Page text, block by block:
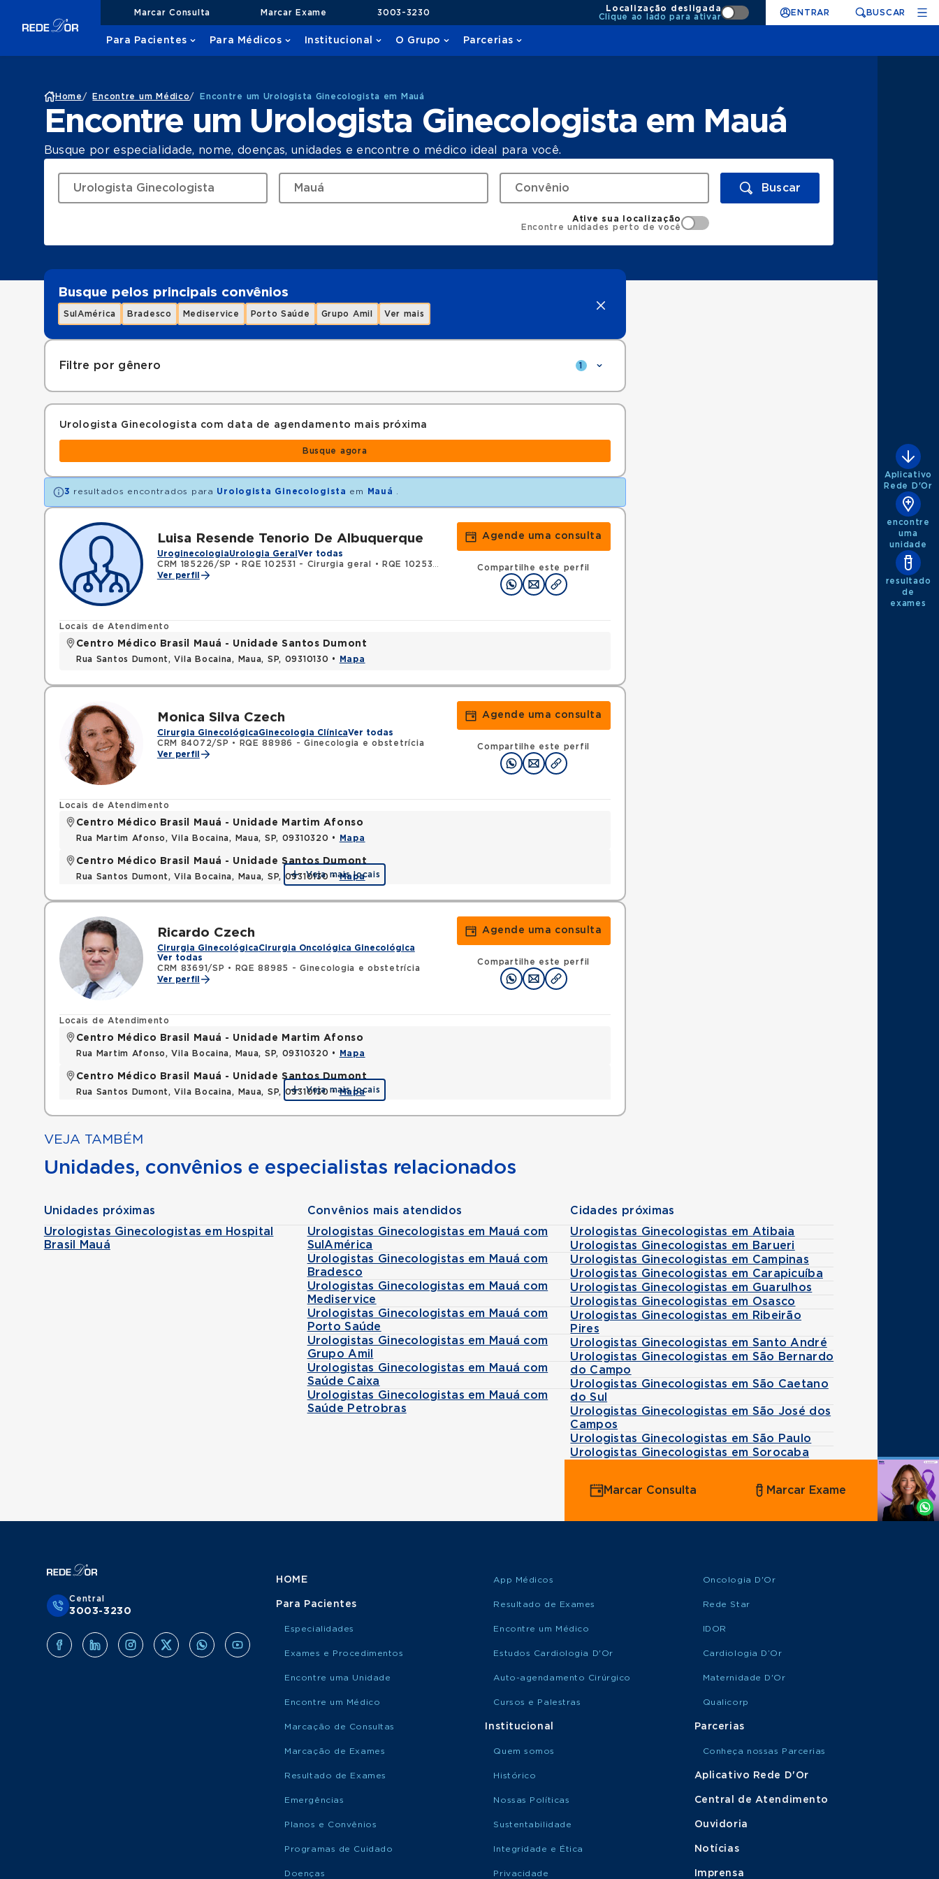
Marcar Consulta Marcar Exame 3003-3230
Localização desligada
Clique ao lado para ativar
ENTRAR BUSCAR
Para Pacientes Para Médicos Institucional O Grupo Parcerias
Home / Encontre um Médico/ Encontre um Urologista Ginecologista em Mauá
Encontre um Urologista Ginecologista em Mauá
Busque por especialidade, nome, doenças, unidades e encontre o médico ideal para você.
Buscar
Ative sua localização
Encontre unidades perto de você
Busque pelos principais convênios
SulAmérica Bradesco Mediservice Porto Saúde Grupo Amil Ver mais
Filtre por gênero 1
Urologista Ginecologista com data de agendamento mais próxima
Busque agora
3 resultados encontrados para Urologista Ginecologista em Mauá
Luisa Resende Tenorio De Albuquerque
UroginecologiaUrologia Geral Ver todas
CRM 185226/SP
• RQE 102531 - Cirurgia geral •
RQE 102532 - Urologia
Ver perfil
Agende uma consulta
Compartilhe este perfil
Locais de Atendimento
Centro Médico Brasil Mauá - Unidade Santos Dumont
Rua Santos Dumont, Vila Bocaina, Maua, SP, 09310130 • Mapa
Monica Silva Czech
Cirurgia GinecológicaGinecologia ClínicaVer todas
CRM 84072/SP •
RQE 88986 - Ginecologia e obstetrícia
Ver perfil
Agende uma consulta
Compartilhe este perfil
Locais de Atendimento
Centro Médico Brasil Mauá - Unidade Martim Afonso
Rua Martim Afonso, Vila Bocaina, Maua, SP, 09310320 • Mapa
Centro Médico Brasil Mauá - Unidade Santos Dumont
Rua Santos Dumont, Vila Bocaina, Maua, SP, 09310130 •Mapa
Veja mais locais
Ricardo Czech
Cirurgia GinecológicaCirurgia Oncológica Ginecológica
Ver todas
CRM 83691/SP •
RQE 88985 - Ginecologia e obstetrícia
Ver perfil
Agende uma consulta
Compartilhe este perfil
Locais de Atendimento
Centro Médico Brasil Mauá - Unidade Martim Afonso
Rua Martim Afonso, Vila Bocaina, Maua, SP, 09310320 • Mapa
Centro Médico Brasil Mauá - Unidade Santos Dumont
Rua Santos Dumont, Vila Bocaina, Maua, SP, 09310130 •Mapa
Veja mais locais
VEJA TAMBÉM
Unidades, convênios e especialistas relacionados
Unidades próximas
Urologistas Ginecologistas em Hospital
Brasil Mauá
Convênios mais atendidos
Urologistas Ginecologistas em Mauá com
SulAmérica
Urologistas Ginecologistas em Mauá com
Bradesco
Urologistas Ginecologistas em Mauá com
Mediservice
Urologistas Ginecologistas em Mauá com
Porto Saúde
Urologistas Ginecologistas em Mauá com
Grupo Amil
Urologistas Ginecologistas em Mauá com
Saúde Caixa
Urologistas Ginecologistas em Mauá com
Saúde Petrobras
Cidades próximas
Urologistas Ginecologistas em Atibaia
Urologistas Ginecologistas em Barueri
Urologistas Ginecologistas em Campinas
Urologistas Ginecologistas em Carapicuíba
Urologistas Ginecologistas em Guarulhos
Urologistas Ginecologistas em Osasco
Urologistas Ginecologistas em Ribeirão
Pires
Urologistas Ginecologistas em Santo André
Urologistas Ginecologistas em São Bernardo
do Campo
Urologistas Ginecologistas em São Caetano
do Sul
Urologistas Ginecologistas em São José dos
Campos
Urologistas Ginecologistas em São Paulo
Urologistas Ginecologistas em Sorocaba
Aplicativo
Rede D'Or
encontre
uma
unidade
resultado
de
exames
Agende
Whatsapp
Marcar Consulta Marcar Exame
Central
3003-3230
HOME
Para Pacientes
Especialidades
Exames e Procedimentos
Encontre uma Unidade
Encontre um Médico
Marcação de Consultas
Marcação de Exames
Resultado de Exames
Emergências
Planos e Convênios
Programas de Cuidado
Doenças
App Médicos
Resultado de Exames
Encontre um Médico
Estudos Cardiologia D'Or
Auto-agendamento Cirúrgico
Cursos e Palestras
Institucional
Quem somos
Histórico
Nossas Políticas
Sustentabilidade
Integridade e Ética
Privacidade
Oncologia D'Or
Rede Star
IDOR
Cardiologia D’Or
Maternidade D'Or
Qualicorp
Parcerias
Conheça nossas Parcerias
Aplicativo Rede D'Or
Central de Atendimento
Ouvidoria
Notícias
Imprensa